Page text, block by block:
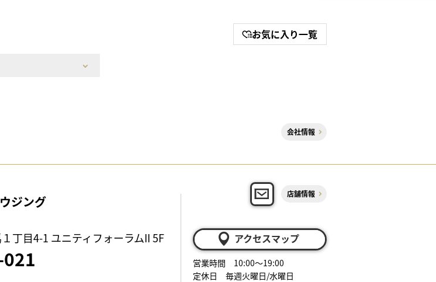
お気に入り一覧
会社情報
ジング
丁目4-1 ユニティフォーラムII 5F
店舗情報
アクセスマップ
営業時間 10:00～19:00
定休日 毎週火曜日/水曜日